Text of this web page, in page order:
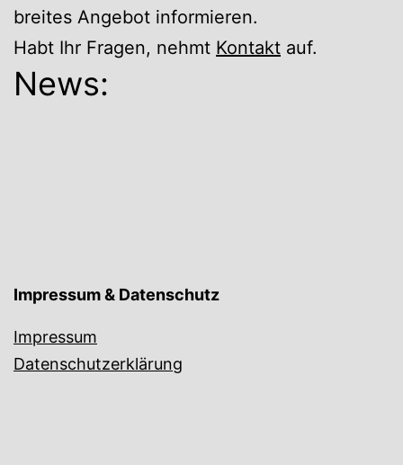
breites Angebot informieren.
Habt Ihr Fragen, nehmt Kontakt auf.
News:
Impressum & Datenschutz
Impressum
Datenschutzerklärung